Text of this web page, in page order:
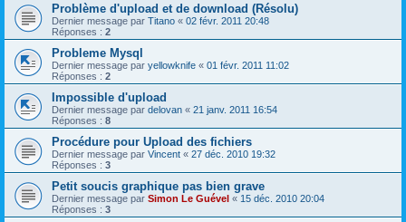
Problème d'upload et de download (Résolu)
Dernier message par Titano « 02 févr. 2011 20:48
Réponses : 2
Probleme Mysql
Dernier message par yellowknife « 01 févr. 2011 11:02
Réponses : 2
Impossible d'upload
Dernier message par delovan « 21 janv. 2011 16:54
Réponses : 8
Procédure pour Upload des fichiers
Dernier message par Vincent « 27 déc. 2010 19:32
Réponses : 3
Petit soucis graphique pas bien grave
Dernier message par Simon Le Guével « 15 déc. 2010 20:04
Réponses : 3